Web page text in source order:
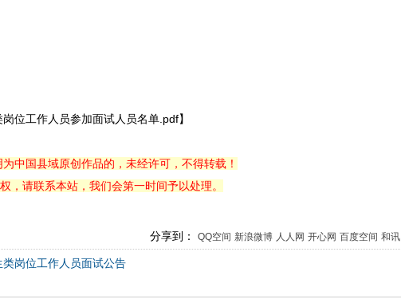
位工作人员参加面试人员名单.pdf】
中国县域原创作品的，未经许可，不得转载！
，请联系本站，我们会第一时间予以处理。
分享到： QQ空间 新浪微博 人人网 开心网 百度空间 和讯
岗位工作人员面试公告